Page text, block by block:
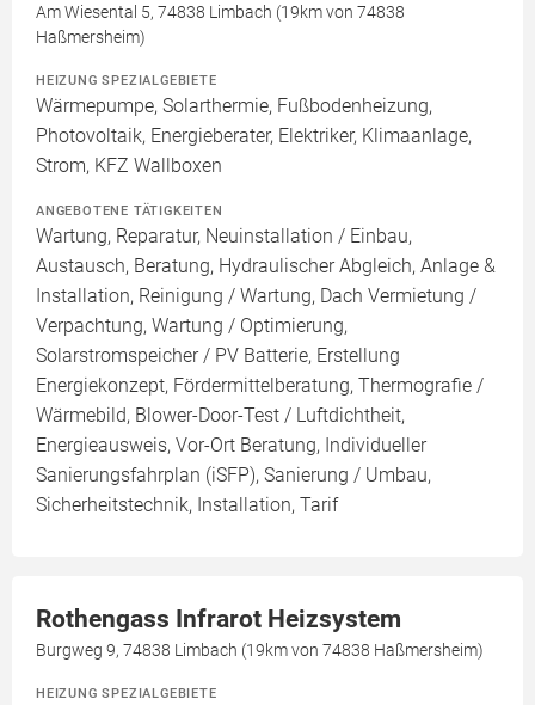
Am Wiesental 5, 74838 Limbach (19km von 74838
Haßmersheim)
HEIZUNG SPEZIALGEBIETE
Wärmepumpe, Solarthermie, Fußbodenheizung,
Photovoltaik, Energieberater, Elektriker, Klimaanlage,
Strom, KFZ Wallboxen
ANGEBOTENE TÄTIGKEITEN
Wartung, Reparatur, Neuinstallation / Einbau,
Austausch, Beratung, Hydraulischer Abgleich, Anlage &
Installation, Reinigung / Wartung, Dach Vermietung /
Verpachtung, Wartung / Optimierung,
Solarstromspeicher / PV Batterie, Erstellung
Energiekonzept, Fördermittelberatung, Thermografie /
Wärmebild, Blower-Door-Test / Luftdichtheit,
Energieausweis, Vor-Ort Beratung, Individueller
Sanierungsfahrplan (iSFP), Sanierung / Umbau,
Sicherheitstechnik, Installation, Tarif
Rothengass Infrarot Heizsystem
Burgweg 9, 74838 Limbach (19km von 74838 Haßmersheim)
HEIZUNG SPEZIALGEBIETE